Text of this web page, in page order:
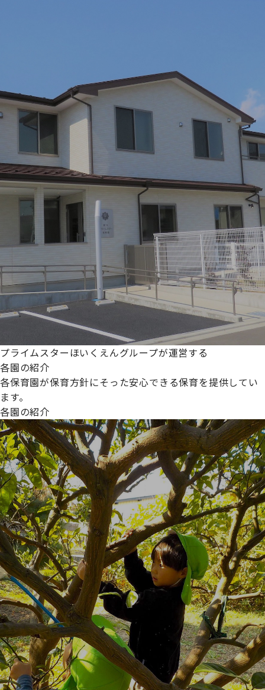
プライムスターほいくえんグループが運営する
各園の紹介
各保育園が保育方針にそった安心できる保育を提供してい
ます。
各園の紹介